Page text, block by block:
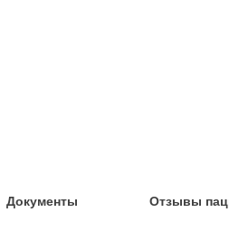
Документы Отзывы